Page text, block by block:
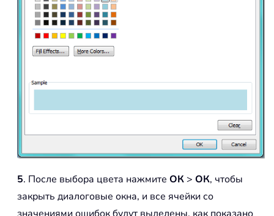
5. После выбора цвета нажмите ОК > ОК, чтобы
закрыть диалоговые окна, и все ячейки со